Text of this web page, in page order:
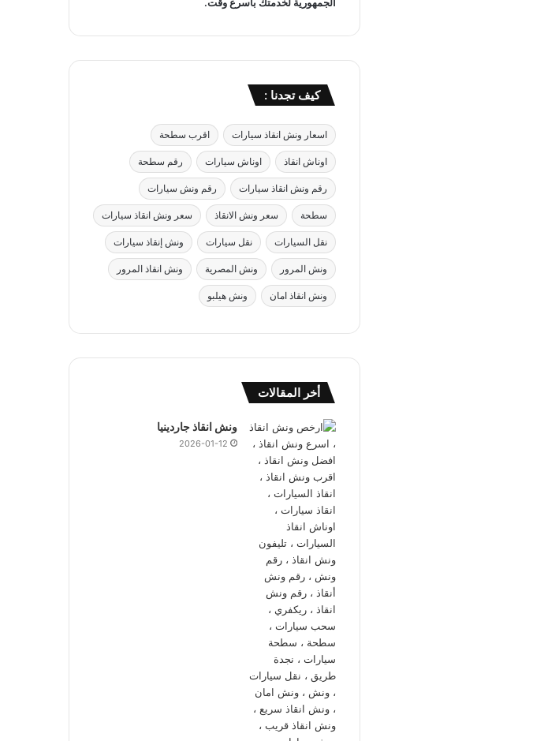
كيف تجدنا :
اسعار ونش انقاذ سيارات اقرب سطحة
اوناش انقاذ اوناش سيارات رقم سطحة
رقم ونش انقاذ سيارات رقم ونش سيارات
سطحة سعر ونش الانقاذ سعر ونش انقاذ سيارات
نقل السيارات نقل سيارات ونش إنقاذ سيارات
ونش المرور ونش المصرية ونش انقاذ المرور
ونش انقاذ امان ونش هيلبو
أخر المقالات
ونش انقاذ جاردينيا
2026-01-12